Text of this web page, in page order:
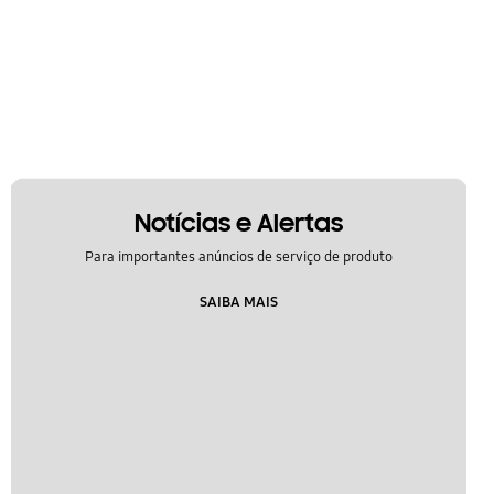
Notícias e Alertas
Para importantes anúncios de serviço de produto
SAIBA MAIS